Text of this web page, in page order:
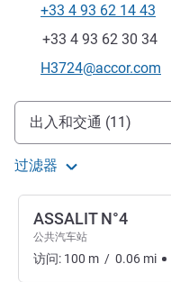
电话
+33 4 93 62 14 43
传真
+33 4 93 62 30 34
联系电子邮件
H3724@accor.com
抵达和交通
出入和交通 (11)
过滤器
ASSALIT N°4
公共汽车站
访问: 100 m / 0.06 mi